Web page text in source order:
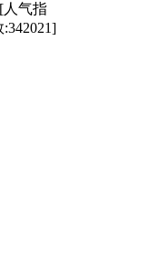
[人气指
:342021]